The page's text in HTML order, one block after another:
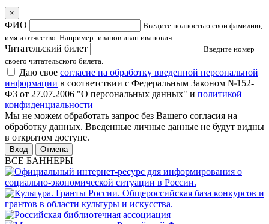
×
ФИО
Введите полностью свои фамилию,
имя и отчество. Например: иванов иван иванович
Читательский билет
Введите номер
своего читательского билета.
Даю свое согласие на обработку введенной персональной
информации в соответствии с Федеральным Законом №152-
ФЗ от 27.07.2006 "О персональных данных" и политикой
конфиденциальности
Мы не можем обработать запрос без Вашего согласия на
обработку данных. Введенные личные данные не будут видны
в открытом доступе.
Отмена
ВСЕ БАННЕРЫ